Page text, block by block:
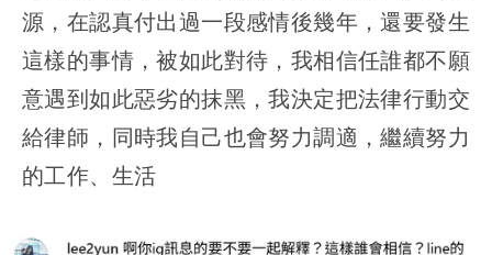
源，在認真付出過一段感情後幾年，還要發生
這樣的事情，被如此對待，我相信任誰都不願
意遇到如此惡劣的抹黑，我決定把法律行動交
給律師，同時我自己也會努力調適，繼續努力
的工作、生活